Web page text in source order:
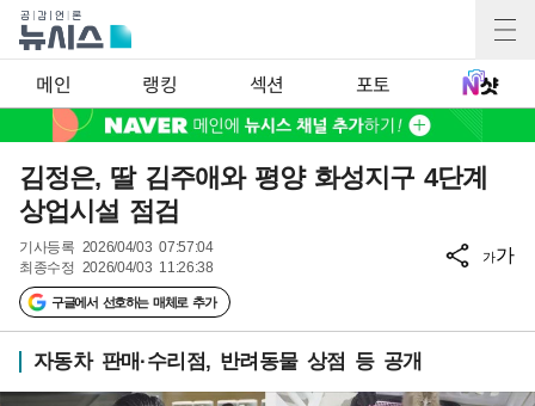
메인 랭킹 섹션 포토
김정은, 딸 김주애와 평양 화성지구 4단계
상업시설 점검
기사등록 2026/04/03 07:57:04
최종수정 2026/04/03 11:26:38
구글에서 선호하는 매체로 추가
가가
자동차 판매·수리점, 반려동물 상점 등 공개